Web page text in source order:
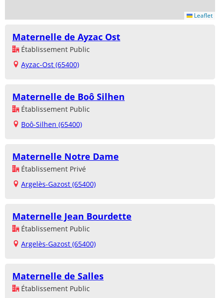
Leaflet
Maternelle de Ayzac Ost
Établissement Public
Ayzac-Ost (65400)
Maternelle de Boô Silhen
Établissement Public
Boô-Silhen (65400)
Maternelle Notre Dame
Établissement Privé
Argelès-Gazost (65400)
Maternelle Jean Bourdette
Établissement Public
Argelès-Gazost (65400)
Maternelle de Salles
Établissement Public